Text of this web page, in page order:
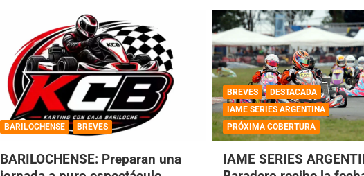
BARILOCHENSE BREVES
BARILOCHENSE: Preparan una
BREVES
DESTACADA
IAME SERIES ARGENTINA
PRÓXIMA COBERTURA
IAME SERIES